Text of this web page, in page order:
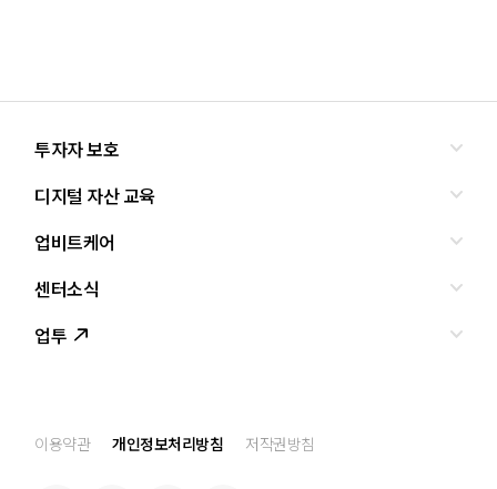
투자자 보호
올바른 투자란?
투자사기 유형과 예방
업비트 보호조치
디지털 자산 교육
교육
조사·연구
업비트케어
서비스안내
서비스신청
센터소식
인사말
공지사항
업투
이용약관 개인정보처리방침 저작권방침